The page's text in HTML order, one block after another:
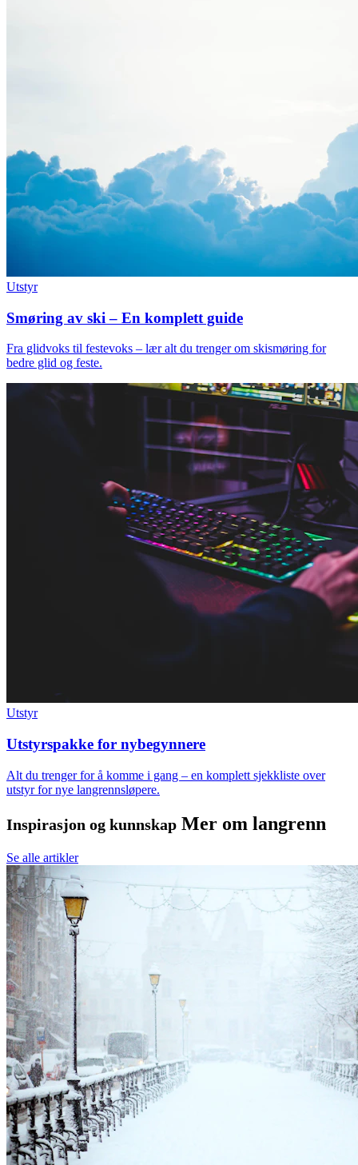
Utstyr
Smøring av ski – En komplett guide
Fra glidvoks til festevoks – lær alt du trenger om skismøring for
bedre glid og feste.
Utstyr
Utstyrspakke for nybegynnere
Alt du trenger for å komme i gang – en komplett sjekkliste over
utstyr for nye langrennsløpere.
Inspirasjon og kunnskap Mer om langrenn
Se alle artikler